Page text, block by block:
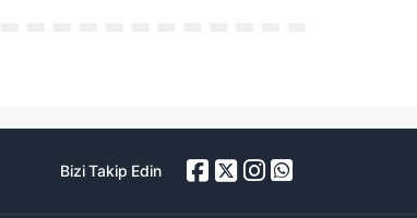
Bizi Takip Edin